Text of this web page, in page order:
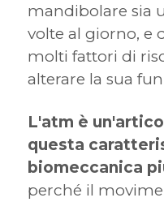
mandibolare sia
volte al giorno, e
molti fattori di
alterare la sua
L'atm è
questa
biomeccanica
perché il